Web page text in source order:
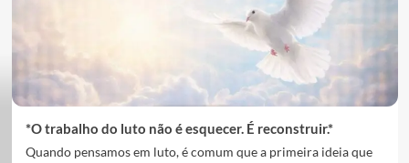
*O trabalho do luto não é esquecer. É reconstruir.*
Quando pensamos em luto, é comum que a primeira ideia que